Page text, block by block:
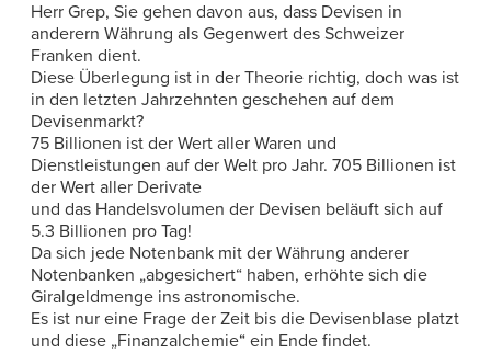
Herr Grep, Sie gehen davon aus, dass Devisen in
anderern Währung als Gegenwert des Schweizer
Franken dient.
Diese Überlegung ist in der Theorie richtig, doch was ist
in den letzten Jahrzehnten geschehen auf dem
Devisenmarkt?
75 Billionen ist der Wert aller Waren und
Dienstleistungen auf der Welt pro Jahr. 705 Billionen ist
der Wert aller Derivate
und das Handelsvolumen der Devisen beläuft sich auf
5.3 Billionen pro Tag!
Da sich jede Notenbank mit der Währung anderer
Notenbanken „abgesichert“ haben, erhöhte sich die
Giralgeldmenge ins astronomische.
Es ist nur eine Frage der Zeit bis die Devisenblase platzt
und diese „Finanzalchemie“ ein Ende findet.